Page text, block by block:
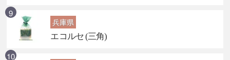
兵庫県
エコルセ (三角)